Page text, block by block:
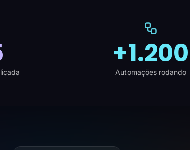
+1.200
Automações rodando